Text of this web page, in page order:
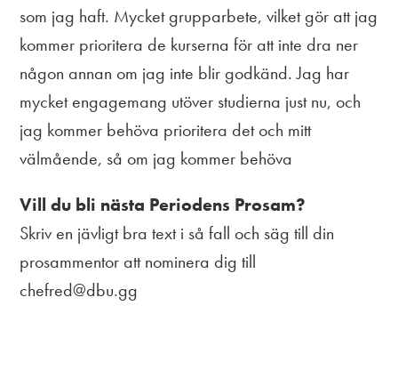
som jag haft. Mycket grupparbete, vilket gör att jag
kommer prioritera de kurserna för att inte dra ner
någon annan om jag inte blir godkänd. Jag har
mycket engagemang utöver studierna just nu, och
jag kommer behöva prioritera det och mitt
välmående, så om jag kommer behöva
Vill du bli nästa Periodens Prosam?
Skriv en jävligt bra text i så fall och säg till din
prosammentor att nominera dig till
chefred@dbu.gg